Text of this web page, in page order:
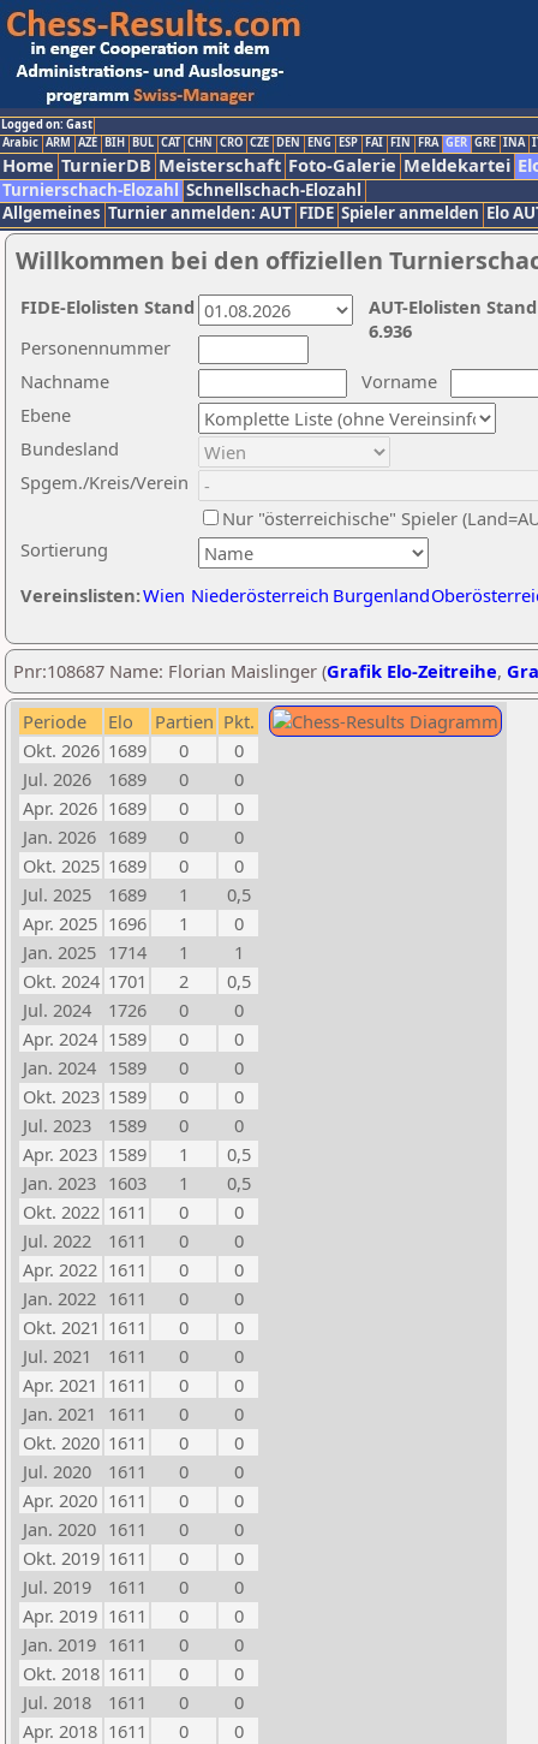
Logged on: Gast
Arabic ARM AZE BIH BUL CAT CHN CRO CZE DEN ENG ESP FAI FIN FRA GER GRE INA
Home TurnierDB Meisterschaft Foto-Galerie Meldekartei
Turnierschach-Elozahl Schnellschach-Elozahl
Allgemeines Turnier anmelden: AUT FIDE Spieler anmelden Elo
Willkommen bei den offiziellen
Nachname
Vorname
Ebene
Sortierung
Personennummer
Bundesland
Spgem./Kreis/Verein
Nur "österreichische" Spieler
Vereinslisten:Wien Niederösterreich Burgenland
AUT-Elolisten
6.936
FIDE-Elolisten Stand
Pnr:108687 Name: Florian Maislinger (Grafik Elo-Zeitreihe,
Periode Elo Partien Pkt.
Okt. 2026 1689 0
0
Jul. 2026
1689 0
0
Apr. 2026 1689 0
0
Jan. 2026 1689 0
0
Okt. 2025 1689 0
0
Jul. 2025
1689 1
0,5
Apr. 2025 1696 1
0
Jan. 2025 1714 1
1
Okt. 2024 1701 2
0,5
Jul. 2024
1726 0
0
Apr. 2024 1589 0
0
Jan. 2024 1589 0
0
Okt. 2023 1589 0
0
Jul. 2023
1589 0
0
Apr. 2023 1589 1
0,5
Jan. 2023 1603 1
0,5
Okt. 2022 1611 0
0
Jul. 2022
1611 0
0
Apr. 2022 1611 0
0
Jan. 2022 1611 0
0
Okt. 2021 1611 0
0
Jul. 2021
1611 0
0
Apr. 2021 1611 0
0
Jan. 2021
1611 0
0
Okt. 2020 1611 0
0
Jul. 2020
1611 0
0
Apr. 2020 1611 0
0
Jan. 2020 1611 0
0
Okt. 2019 1611 0
0
Jul. 2019
1611 0
0
Apr. 2019 1611 0
0
Jan. 2019 1611 0
0
Okt. 2018 1611 0
0
Jul. 2018
1611 0
0
Apr. 2018 1611 0
0